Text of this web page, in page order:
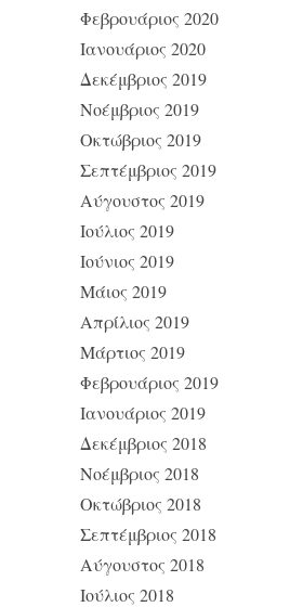
Φεβρουάριος 2020
Ιανουάριος 2020
Δεκέμβριος 2019
Νοέμβριος 2019
Οκτώβριος 2019
Σεπτέμβριος 2019
Αύγουστος 2019
Ιούλιος 2019
Ιούνιος 2019
Μάιος 2019
Απρίλιος 2019
Μάρτιος 2019
Φεβρουάριος 2019
Ιανουάριος 2019
Δεκέμβριος 2018
Νοέμβριος 2018
Οκτώβριος 2018
Σεπτέμβριος 2018
Αύγουστος 2018
Ιούλιος 2018